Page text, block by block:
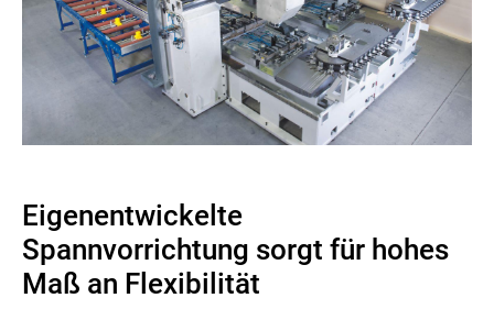
Eigenentwickelte
Spannvorrichtung sorgt für hohes
Maß an Flexibilität